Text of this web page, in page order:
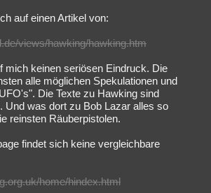
auf einen Artikel von:
views/hawking/hawking.htm
mich keinen seriösen Eindruck. Die
alle möglichen Spekulationen und
Die Texte zu Hawking sind
Und was dort zu Bob Lazar alles so
reinsten Räuberpistolen.
findet sich keine vergleichbare
home/hindex.html